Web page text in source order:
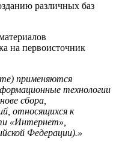
различных баз
на первоисточник
применяются
технологии
сбора,
относящихся к
«Интернет»,
Федерации).»